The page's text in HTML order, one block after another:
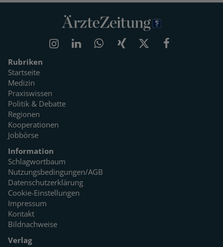
Rubriken
Startseite
Medizin
Praxiswissen
Politik & Debatte
Regionen
Kooperationen
Jobbörse
Information
Schlagwortbaum
Nutzungsbedingungen/AGB
Datenschutzerklärung
Cookie-Einstellungen
Impressum
Kontakt
Bildnachweise
Verlag